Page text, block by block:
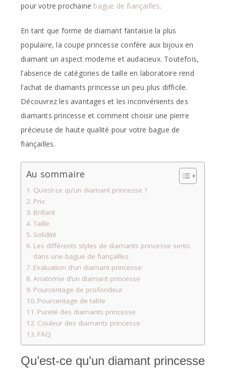
pour votre prochaine bague de fiançailles.
En tant que forme de diamant fantaisie la plus
populaire, la coupe princesse confère aux bijoux en
diamant un aspect moderne et audacieux. Toutefois,
l’absence de catégories de taille en laboratoire rend
l’achat de diamants princesse un peu plus difficile.
Découvrez les avantages et les inconvénients des
diamants princesse et comment choisir une pierre
précieuse de haute qualité pour votre bague de
fiançailles.
Au sommaire
Qu’est-ce qu’un diamant princesse ?
Prix
Brillant
Taille
Solidité
Les différents styles de diamants princesse sertis
dans une bague de fiançailles
Evaluation d’un diamant princesse
Anatomie d’un diamant princesse
Pourcentage de profondeur
Pourcentage de table
Pureté des diamants princesse
Couleur des diamants princesse
FAQ
Qu’est-ce qu’un diamant princesse